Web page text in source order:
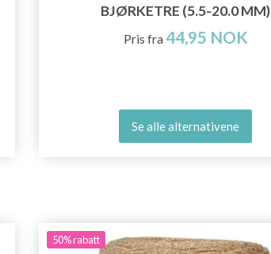
BJØRKETRE (5.5-20.0 MM)
Pris fra44,95 NOK
Se alle alternativene
50%rabatt